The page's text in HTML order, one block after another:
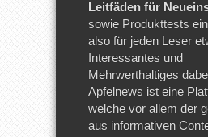
Leitfäden für
sowie Produkttests
also für jeden Leser
Interessantes und
Mehrwerthaltiges
Apfelnews ist eine
welche vor allem der
aus informativen